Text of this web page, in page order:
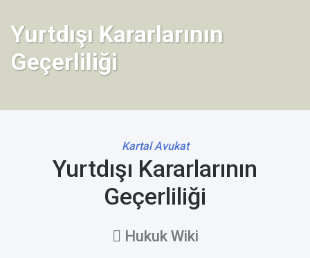
Yurtdışı Kararlarının
Geçerliliği
Kartal Avukat
Yurtdışı Kararlarının
Geçerliliği
Hukuk Wiki